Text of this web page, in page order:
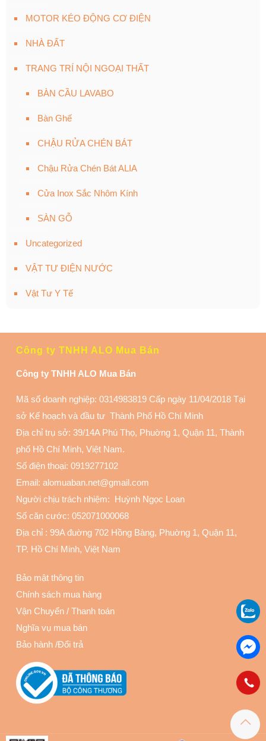
MOTOR KÉO ĐỘNG CƠ ĐIỆN
NHÀ ĐẤT
TRANG TRÍ NỘI NGOẠI THẤT
BÀN CẦU LAVABO
Bàn Ghế
CHẬU RỬA CHÉN BÁT
Chậu Rửa Chén Bát ALIA
Cửa Inox Sắc Nhôm Kính
SÀN GỖ
Uncategorized
VẬT TƯ ĐIỆN NƯỚC
Vật Tư Y Tế
Công ty TNHH ALO Mua Bán
Công ty TNHH ALO Mua Bán
Mã số doanh nghiệp: 0314983819 Cấp ngày 11/04/2018 Tại
sở Kế hoạch và đầu tư Thành Phố Hồ Chí Minh
Địa chỉ trụ sở: 39/14A Phú Thọ, Phuờng 1, Quận 11, Thành
phố Hồ Chí Minh, Việt Nam.
Số điện thoại: 0919277102
Email: alomuaban.net@gmail.com
Người chịu trách nhiệm: Huỳnh Ngọc Loan
Số căn cước: 052071000068
Địa chỉ : 99A đuờng 702 Hồng Bàng, Phuờng 1, Quận 11,
TP. Hồ Chí Minh, Việt Nam
Bảo mật thông tin
Chính sách mua hàng
Vận Chuyển / Thanh toán
Nghĩa vụ mua bán
Bảo hành /Đổi trả